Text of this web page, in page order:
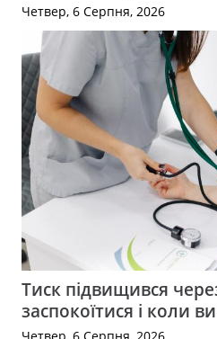
Четвер, 6 Серпня, 2026
Тиск підвищився
заспокоїтися і коли